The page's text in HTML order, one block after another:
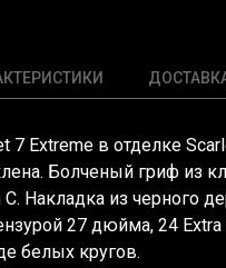
7 Extreme в отделке
Болченый гриф из
Накладка из черного
27 дюйма, 24
белых кругов.